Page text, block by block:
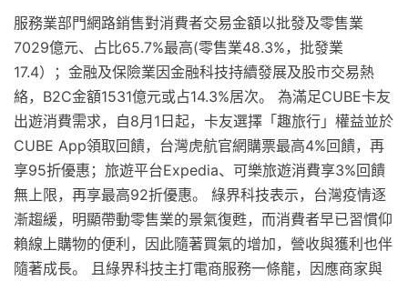
服務業部門網路銷售對消費者交易金額以批發及零售業
7029億元、占比65.7%最高(零售業48.3%，批發業
17.4）；金融及保險業因金融科技持續發展及股市交易熱
絡，B2C金額1531億元或占14.3%居次。 為滿足CUBE卡友
出遊消費需求，自8月1日起，卡友選擇「趣旅行」權益並於
CUBE App領取回饋，台灣虎航官網購票最高4%回饋，再
享95折優惠；旅遊平台Expedia、可樂旅遊消費享3%回饋
無上限，再享最高92折優惠。 綠界科技表示，台灣疫情逐
漸趨緩，明顯帶動零售業的景氣復甦，而消費者早已習慣仰
賴線上購物的便利，因此隨著買氣的增加，營收與獲利也伴
隨著成長。 且綠界科技主打電商服務一條龍，因應商家與